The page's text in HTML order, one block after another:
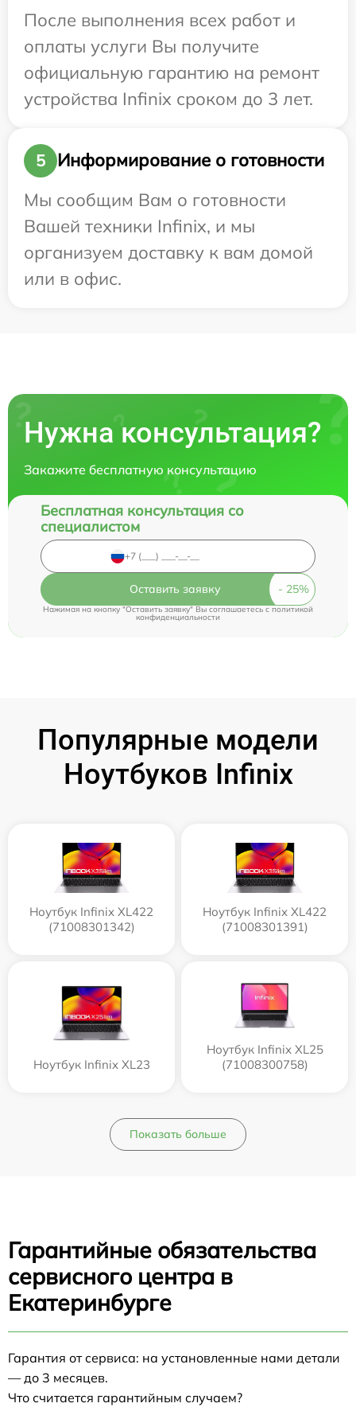
После выполнения всех работ и
оплаты услуги Вы получите
официальную гарантию на ремонт
устройства Infinix сроком до 3 лет.
5
Информирование о готовности
Мы сообщим Вам о готовности
Вашей техники Infinix, и мы
организуем доставку к вам домой
или в офис.
Нужна консультация?
Закажите бесплатную консультацию
Бесплатная консультация со
специалистом
Оставить заявку
Нажимая на кнопку "Оставить заявку" Вы соглашаетесь cполитикой
конфиденциальности
Популярные модели
Ноутбуков Infinix
Ноутбук Infinix XL422
(71008301342)
Ноутбук Infinix XL422
(71008301391)
Ноутбук Infinix XL23
Ноутбук Infinix XL25
(71008300758)
Показать больше
Гарантийные обязательства
сервисного центра в
Екатеринбурге
Гарантия от сервиса: на установленные нами детали
— до 3 месяцев.
Что считается гарантийным случаем?